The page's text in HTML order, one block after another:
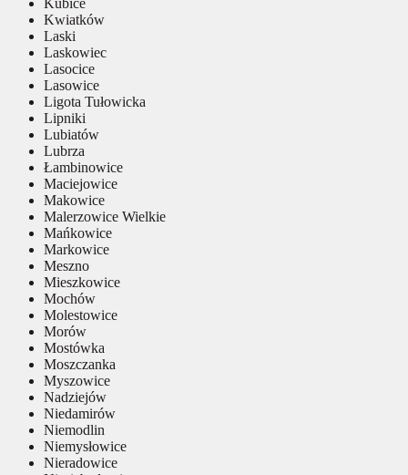
Kwiatków
Laski
Laskowiec
Lasocice
Lasowice
Ligota Tułowicka
Lipniki
Lubiatów
Lubrza
Łambinowice
Maciejowice
Makowice
Malerzowice Wielkie
Mańkowice
Markowice
Meszno
Mieszkowice
Mochów
Molestowice
Morów
Mostówka
Moszczanka
Myszowice
Nadziejów
Niedamirów
Niemodlin
Niemysłowice
Nieradowice